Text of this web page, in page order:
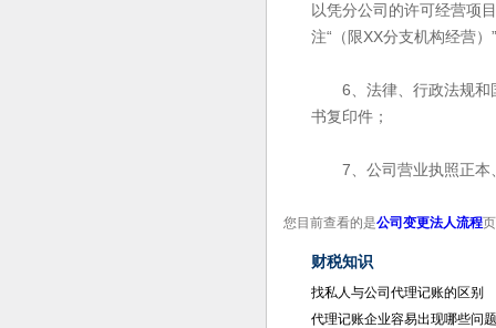
以凭分公司的许可经营项
注“（限XX分支机构经营）
6、法律、行政法规和国
书复印件；
7、公司营业执照正本
您目前查看的是公司变更法人流程
财税知识
找私人与公司代理记账的区别
代理记账企业容易出现哪些问题